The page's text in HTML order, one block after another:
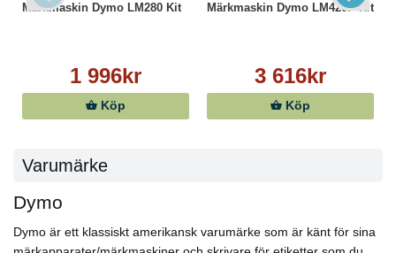
Märkmaskin Dymo LM280 Kit
1 996kr
Köp
Märkmaskin Dymo LM420P Kit
3 616kr
Köp
Varumärke
Dymo
Dymo är ett klassiskt amerikansk varumärke som är känt för sina